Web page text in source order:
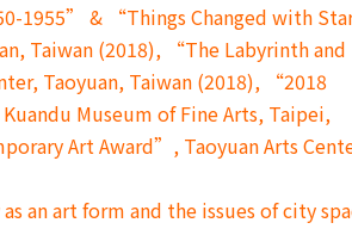
1955” & “Things Changed with
Taiwan (2018), “The Labyrinth and
Taoyuan, Taiwan (2018), “2018
Museum of Fine Arts, Taipei,
Art Award”, Taoyuan Arts
an art form and the issues of city